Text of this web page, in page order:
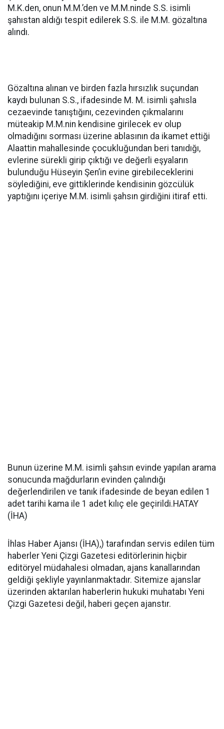
M.K.den, onun M.M.’den ve M.M.ninde S.S. isimli
şahıstan aldığı tespit edilerek S.S. ile M.M. gözaltına
alındı.
Gözaltına alınan ve birden fazla hırsızlık suçundan
kaydı bulunan S.S., ifadesinde M. M. isimli şahısla
cezaevinde tanıştığını, cezevinden çıkmalarını
müteakip M.M.nin kendisine girilecek ev olup
olmadığını sorması üzerine ablasının da ikamet ettiği
Alaattin mahallesinde çocukluğundan beri tanıdığı,
evlerine sürekli girip çıktığı ve değerli eşyaların
bulunduğu Hüseyin Şen’in evine girebileceklerini
söylediğini, eve gittiklerinde kendisinin gözcülük
yaptığını içeriye M.M. isimli şahsın girdiğini itiraf etti.
Bunun üzerine M.M. isimli şahsın evinde yapılan arama
sonucunda mağdurların evinden çalındığı
değerlendirilen ve tanık ifadesinde de beyan edilen 1
adet tarihi kama ile 1 adet kılıç ele geçirildi.HATAY
(İHA)
İhlas Haber Ajansı (İHA),) tarafından servis edilen tüm
haberler Yeni Çizgi Gazetesi editörlerinin hiçbir
editöryel müdahalesi olmadan, ajans kanallarından
geldiği şekliyle yayınlanmaktadır. Sitemize ajanslar
üzerinden aktarılan haberlerin hukuki muhatabı Yeni
Çizgi Gazetesi değil, haberi geçen ajanstır.